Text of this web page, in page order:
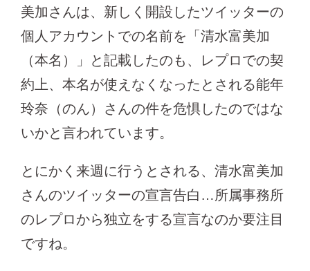
美加さんは、新しく開設したツイッターの
個人アカウントでの名前を「清水富美加
（本名）」と記載したのも、レプロでの契
約上、本名が使えなくなったとされる能年
玲奈（のん）さんの件を危惧したのではな
いかと言われています。
とにかく来週に行うとされる、清水富美加
さんのツイッターの宣言告白…所属事務所
のレプロから独立をする宣言なのか要注目
ですね。